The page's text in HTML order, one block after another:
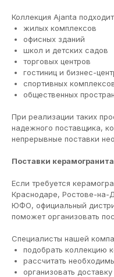
Коллекция Ajanta
жилых комплексов
офисных зданий
школ и детских садов
торговых центров
гостиниц и бизнес-
спортивных
общественных
При реализации таких
надежного поставщика,
непрерывные поставки
Поставки
Если требуется
Краснодаре, Ростове-на-
ЮФО, официальный
поможет организовать
Специалисты нашей
подобрать коллекцию
рассчитать
организовать